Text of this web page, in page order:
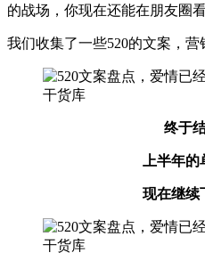
的战场，你现在还能在朋友圈
我们收集了一些520的文案，营
终于
上半年
现在继续